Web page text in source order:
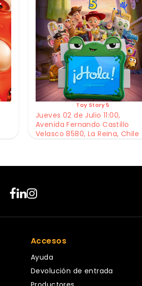
Toy Story 5
Jueves 02 de Julio 11:00,
Avenida Fernando Castillo
Velasco 8580, La Reina, Chile
Accesos
Ayuda
Devolución de entrada